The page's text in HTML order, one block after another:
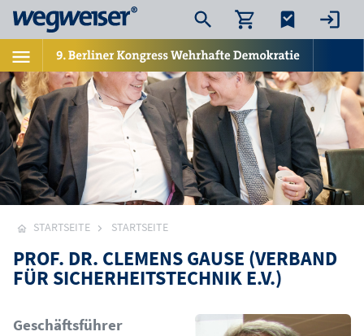
STARTSEITE STARTSEITE
PROF. DR. CLEMENS GAUSE (VERBAND
FÜR SICHERHEITSTECHNIK E.V.)
Bild
Geschäftsführer